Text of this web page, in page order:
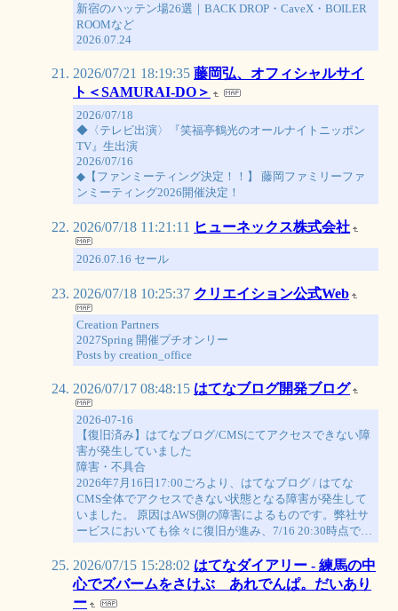
新宿のハッテン場26選｜BACK DROP・CaveX・BOILER
ROOMなど
2026.07.24
2026/07/21 18:19:35 藤岡弘、オフィシャルサイ
ト＜SAMURAI-DO＞
2026/07/18
◆〈テレビ出演〉『笑福亭鶴光のオールナイトニッポン
TV』生出演
2026/07/16
◆【ファンミーティング決定！！】 藤岡ファミリーファ
ンミーティング2026開催決定！
2026/07/18 11:21:11 ヒューネックス株式会社
2026.07.16 セール
2026/07/18 10:25:37 クリエイション公式Web
Creation Partners
2027Spring 開催プチオンリー
Posts by creation_office
2026/07/17 08:48:15 はてなブログ開発ブログ
2026-07-16
【復旧済み】はてなブログ/CMSにてアクセスできない障
害が発生していました
障害・不具合
2026年7月16日17:00ごろより、はてなブログ / はてな
CMS全体でアクセスできない状態となる障害が発生して
いました。 原因はAWS側の障害によるものです。弊社サ
ービスにおいても徐々に復旧が進み、7/16 20:30時点で…
2026/07/15 15:28:02 はてなダイアリー - 練馬の中
心でズバームをさけぶ あれでんぱ。だいあり
ー